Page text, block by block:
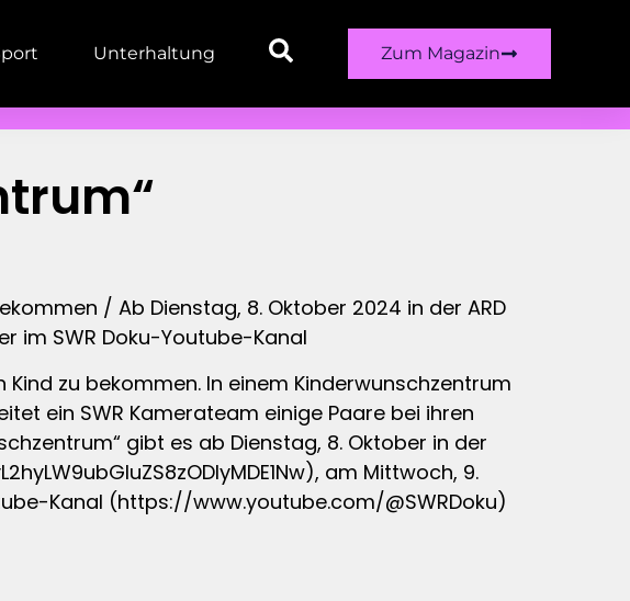
Unterhaltung Zum Magazin
/ Ab Dienstag, 8. Oktober 2024 in der ARD
im SWR Doku-Youtube-Kanal
zu bekommen. In einem Kinderwunschzentrum
ein SWR Kamerateam einige Paare bei ihren
gibt es ab Dienstag, 8. Oktober in der
am Mittwoch, 9.
Kanal (https://www.youtube.com/@SWRDoku)